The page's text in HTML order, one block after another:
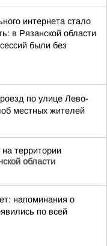
интернета стало
в Рязанской области
были без
по улице Лево-
местных жителей
территории
области
напоминания о
по всей